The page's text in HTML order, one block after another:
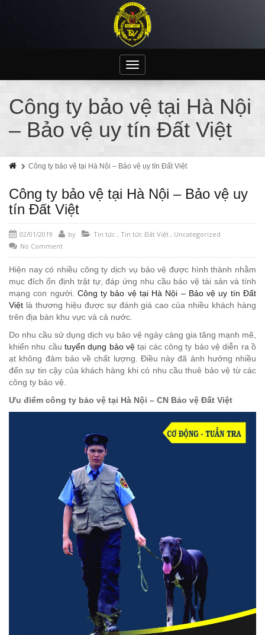
Toggle
navigation
Công ty bảo vệ tại Hà Nội
– Bảo vệ uy tín Đất Việt
Công ty bảo vệ tại Hà Nội – Bảo vệ uy tín Đất Việt
Công ty bảo vệ tại Hà Nội – Bảo vệ uy
tín Đất Việt
02/01/2019 by Tin tức , Tin tức Đất Việt , Uncategorized
No Comment
Hiện nay có nhiều công ty dịch vụ bảo vệ được hình thành nhằm
mục đích ổn định trật tự, đáp ứng nhu cầu bảo vệ tài sản và tính
mạng con người. Công ty bảo vệ tại Hà Nội – Bảo vệ uy tín Đất
Việt là thương hiệu được sự đánh giá cao của nhiều khách hàng
trên địa bàn khu vực và cả nước.
Do nhu cầu sử dụng dịch vụ bảo vệ ngày càng gia tăng mạnh mẽ,
khiến nhu cầu tuyển dụng bảo vệ tại các công ty bảo vệ diễn ra ồ
ạt không đảm bảo về chất lượng. Điều này đã ảnh hưởng nhiều
đến sự tin cậy của khách hàng khi có nhu cầu thuê bảo vệ từ các
công ty bảo vệ.
Ưu điểm công ty bảo vệ tại Hà Nội – CN Bảo vệ Đất Việt